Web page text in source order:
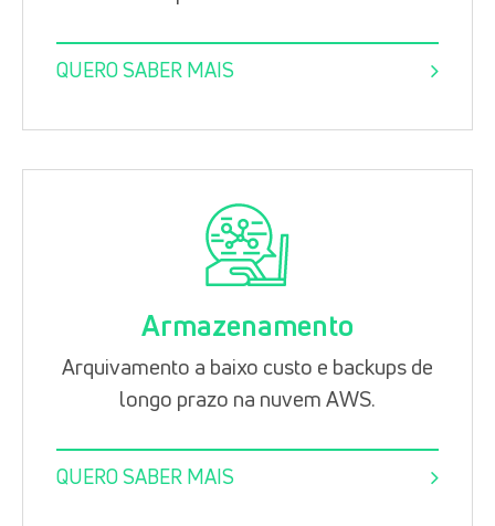
QUERO SABER MAIS
Armazenamento
Arquivamento a baixo custo e backups de
longo prazo na nuvem AWS.
QUERO SABER MAIS